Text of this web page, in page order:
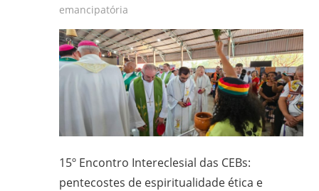
emancipatória
15º Encontro Intereclesial das CEBs:
pentecostes de espiritualidade ética e